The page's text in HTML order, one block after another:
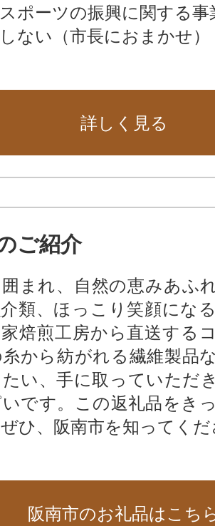
ポーツの振興に関する事
ない（市長におまかせ）
詳しく見る
ご紹介
まれ、自然の恵みあふ
類、ほっこり笑顔にな
焙煎工房から直送する
から紡がれる繊維製品
い、手に取っていただ
です。この返礼品をき
ひ、阪南市を知ってく
阪南市のお礼品はこち